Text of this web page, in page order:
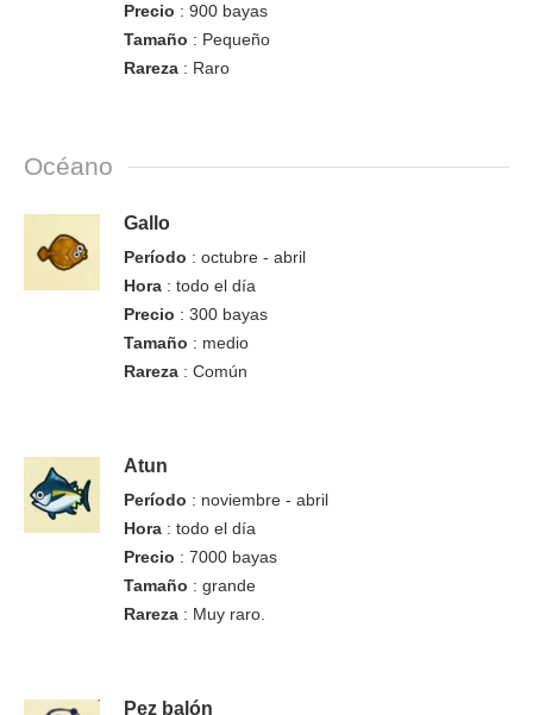
Precio : 900 bayas
Tamaño : Pequeño
Rareza : Raro
Océano
Gallo
Período : octubre - abril
Hora : todo el día
Precio : 300 bayas
Tamaño : medio
Rareza : Común
Atun
Período : noviembre - abril
Hora : todo el día
Precio : 7000 bayas
Tamaño : grande
Rareza : Muy raro.
Pez balón